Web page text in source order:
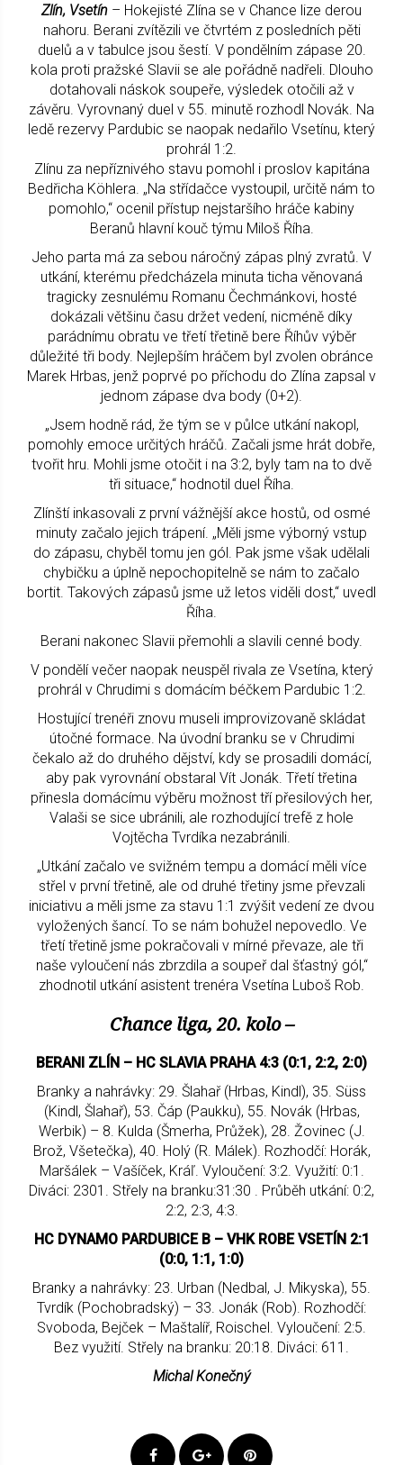
Zlín, Vsetín – Hokejisté Zlína se v Chance lize derou
nahoru. Berani zvítězili ve čtvrtém z posledních pěti
duelů a v tabulce jsou šestí. V pondělním zápase 20.
kola proti pražské Slavii se ale pořádně nadřeli. Dlouho
dotahovali náskok soupeře, výsledek otočili až v
závěru. Vyrovnaný duel v 55. minutě rozhodl Novák. Na
ledě rezervy Pardubic se naopak nedařilo Vsetínu, který
prohrál 1:2.
Zlínu za nepříznivého stavu pomohl i proslov kapitána
Bedřicha Köhlera. „Na střídačce vystoupil, určitě nám to
pomohlo,“ ocenil přístup nejstaršího hráče kabiny
Beranů hlavní kouč týmu Miloš Říha.
Jeho parta má za sebou náročný zápas plný zvratů. V
utkání, kterému předcházela minuta ticha věnovaná
tragicky zesnulému Romanu Čechmánkovi, hosté
dokázali většinu času držet vedení, nicméně díky
parádnímu obratu ve třetí třetině bere Říhův výběr
důležité tři body. Nejlepším hráčem byl zvolen obránce
Marek Hrbas, jenž poprvé po příchodu do Zlína zapsal v
jednom zápase dva body (0+2).
„Jsem hodně rád, že tým se v půlce utkání nakopl,
pomohly emoce určitých hráčů. Začali jsme hrát dobře,
tvořit hru. Mohli jsme otočit i na 3:2, byly tam na to dvě
tři situace,“ hodnotil duel Říha.
Zlínští inkasovali z první vážnější akce hostů, od osmé
minuty začalo jejich trápení. „Měli jsme výborný vstup
do zápasu, chyběl tomu jen gól. Pak jsme však udělali
chybičku a úplně nepochopitelně se nám to začalo
bortit. Takových zápasů jsme už letos viděli dost,“ uvedl
Říha.
Berani nakonec Slavii přemohli a slavili cenné body.
V pondělí večer naopak neuspěl rivala ze Vsetína, který
prohrál v Chrudimi s domácím béčkem Pardubic 1:2.
Hostující trenéři znovu museli improvizovaně skládat
útočné formace. Na úvodní branku se v Chrudimi
čekalo až do druhého dějství, kdy se prosadili domácí,
aby pak vyrovnání obstaral Vít Jonák. Třetí třetina
přinesla domácímu výběru možnost tří přesilových her,
Valaši se sice ubránili, ale rozhodující trefě z hole
Vojtěcha Tvrdíka nezabránili.
„Utkání začalo ve svižném tempu a domácí měli více
střel v první třetině, ale od druhé třetiny jsme převzali
iniciativu a měli jsme za stavu 1:1 zvýšit vedení ze dvou
vyložených šancí. To se nám bohužel nepovedlo. Ve
třetí třetině jsme pokračovali v mírné převaze, ale tři
naše vyloučení nás zbrzdila a soupeř dal šťastný gól,“
zhodnotil utkání asistent trenéra Vsetína Luboš Rob.
Chance liga, 20. kolo –
BERANI ZLÍN – HC SLAVIA PRAHA 4:3 (0:1, 2:2, 2:0)
Branky a nahrávky: 29. Šlahař (Hrbas, Kindl), 35. Süss
(Kindl, Šlahař), 53. Čáp (Paukku), 55. Novák (Hrbas,
Werbik) – 8. Kulda (Šmerha, Průžek), 28. Žovinec (J.
Brož, Všetečka), 40. Holý (R. Málek). Rozhodčí: Horák,
Maršálek – Vašíček, Kráľ. Vyloučení: 3:2. Využití: 0:1.
Diváci: 2301. Střely na branku:31:30 . Průběh utkání: 0:2,
2:2, 2:3, 4:3.
HC DYNAMO PARDUBICE B – VHK ROBE VSETÍN 2:1
(0:0, 1:1, 1:0)
Branky a nahrávky: 23. Urban (Nedbal, J. Mikyska), 55.
Tvrdík (Pochobradský) – 33. Jonák (Rob). Rozhodčí:
Svoboda, Bejček – Maštalíř, Roischel. Vyloučení: 2:5.
Bez využití. Střely na branku: 20:18. Diváci: 611.
Michal Konečný